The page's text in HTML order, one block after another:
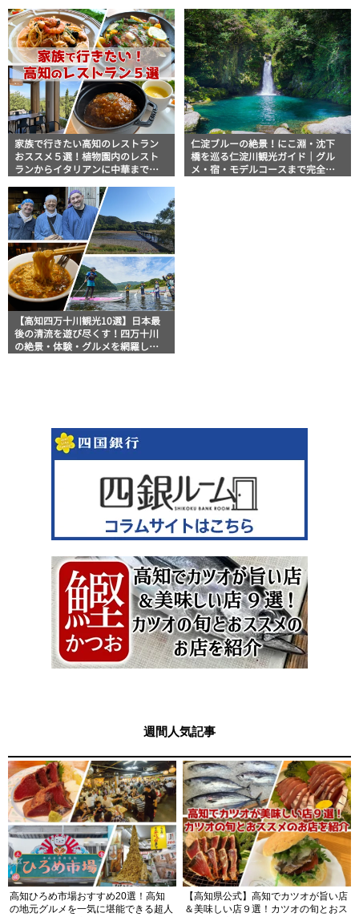
家族で行きたい高知のレストラン
おススメ５選！植物園内のレスト
ランからイタリアンに中華まで楽
仁淀ブルーの絶景！にこ淵・沈下
橋を巡る仁淀川観光ガイド｜グル
メ・宿・モデルコースまで完全網
【高知四万十川観光10選】日本最
後の清流を遊び尽くす！四万十川
の絶景・体験・グルメを網羅した
週間人気記事
高知ひろめ市場おすすめ20選！高知
の地元グルメを一気に堪能できる超人
【高知県公式】高知でカツオが旨い店
＆美味しい店９選！カツオの旬とおス